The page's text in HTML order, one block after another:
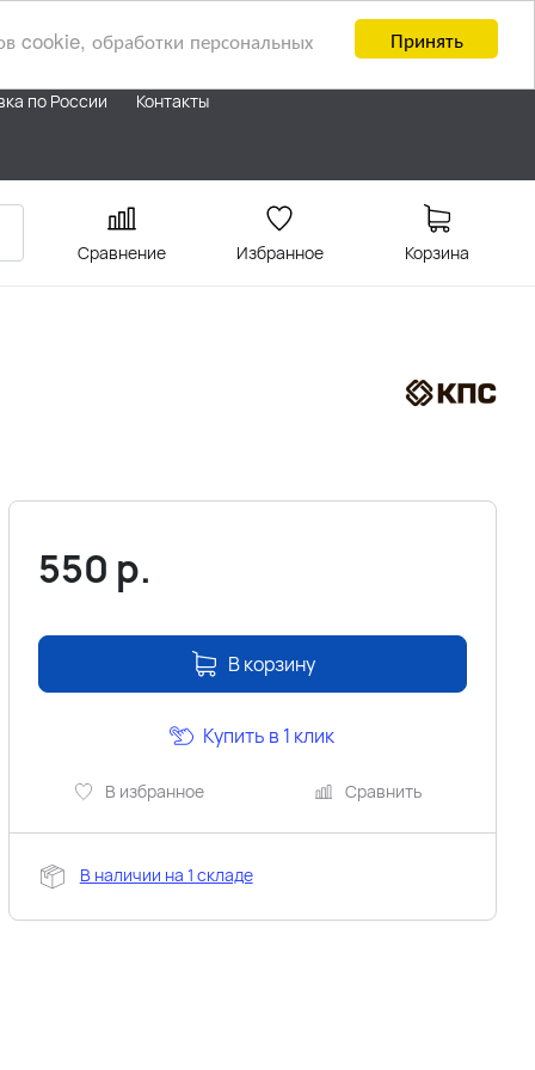
Принять
cookie, обработки персональных
по России Контакты
Сравнение Избранное Корзина
550 р.
В корзину
В избранное Сравнить
Купить в 1 клик
В наличии на 1 складе